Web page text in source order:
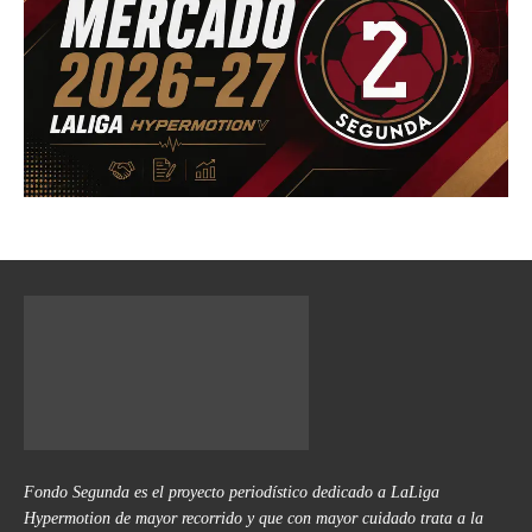
Fondo Segunda es el proyecto periodístico dedicado a LaLiga
Hypermotion de mayor recorrido y que con mayor cuidado trata a la